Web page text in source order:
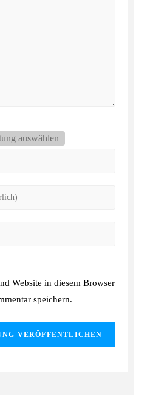
auswählen
Website in diesem Browser
speichern.